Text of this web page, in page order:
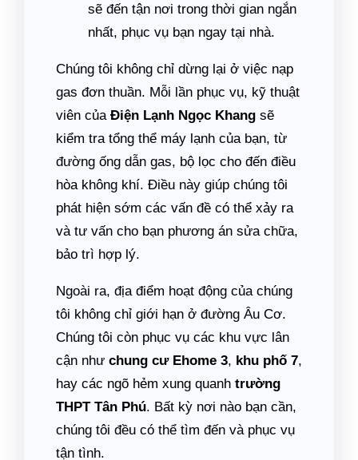
sẽ đến tận nơi trong thời gian ngắn
nhất, phục vụ bạn ngay tại nhà.
Chúng tôi không chỉ dừng lại ở việc nạp
gas đơn thuần. Mỗi lần phục vụ, kỹ thuật
viên của Điện Lạnh Ngọc Khang sẽ
kiểm tra tổng thể máy lạnh của bạn, từ
đường ống dẫn gas, bộ lọc cho đến điều
hòa không khí. Điều này giúp chúng tôi
phát hiện sớm các vấn đề có thể xảy ra
và tư vấn cho bạn phương án sửa chữa,
bảo trì hợp lý.
Ngoài ra, địa điểm hoạt động của chúng
tôi không chỉ giới hạn ở đường Âu Cơ.
Chúng tôi còn phục vụ các khu vực lân
cận như chung cư Ehome 3, khu phố 7,
hay các ngõ hẻm xung quanh trường
THPT Tân Phú. Bất kỳ nơi nào bạn cần,
chúng tôi đều có thể tìm đến và phục vụ
tận tình.